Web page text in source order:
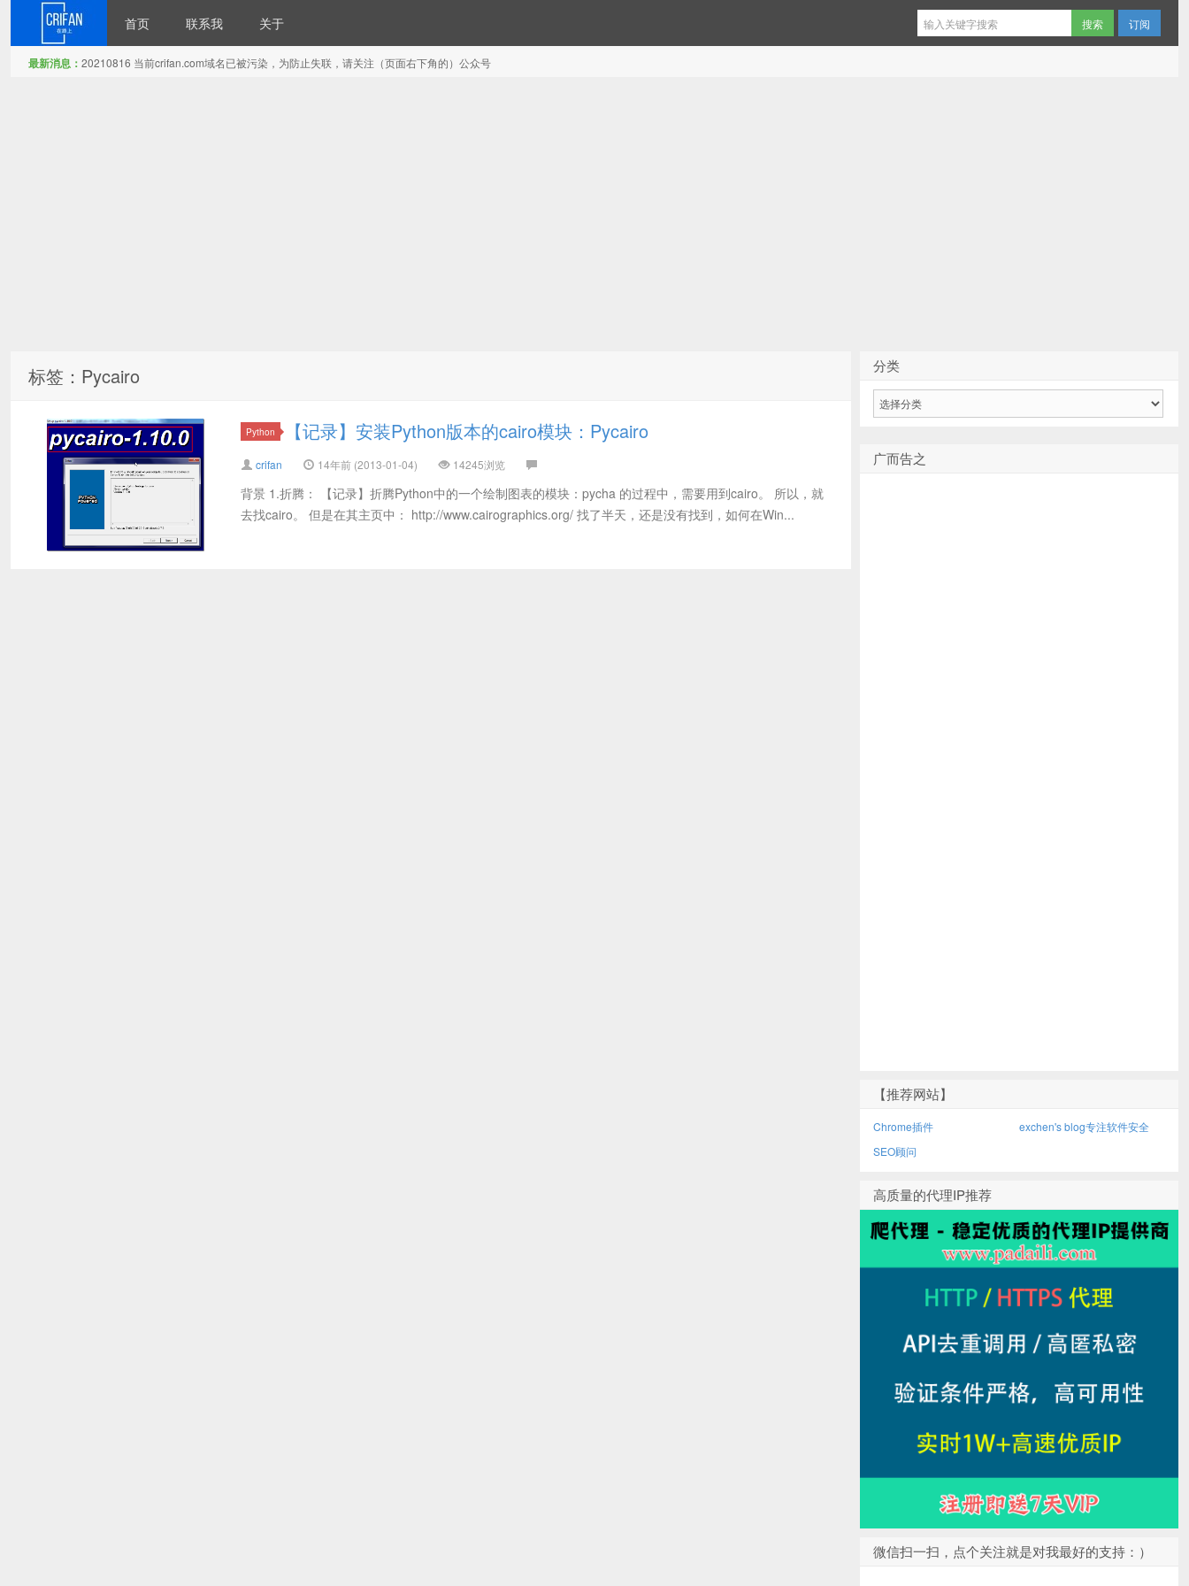
首页 联系我 关于 订阅
最新消息： 20210816 当前crifan.com域名已被污染，为防止失联，请关注（页面右下角的）公众号
标签：Pycairo
Python 【记录】安装Python版本的cairo模块：Pycairo
crifan 14年前 (2013-01-04) 14245浏览
背景 1.折腾： 【记录】折腾Python中的一个绘制图表的模块：pycha 的过程中，需要用到cairo。 所以，就
去找cairo。 但是在其主页中： http://www.cairographics.org/ 找了半天，还是没有找到，如何在Win...
分类
广而告之
【推荐网站】
Chrome插件
exchen's blog专注软件安全
SEO顾问
高质量的代理IP推荐
微信扫一扫，点个关注就是对我最好的支持：）